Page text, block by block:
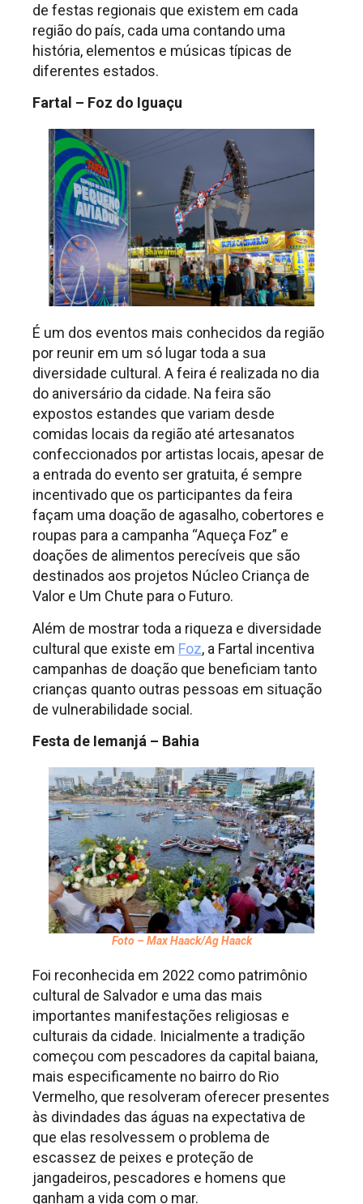
de festas regionais que existem em cada
região do país, cada uma contando uma
história, elementos e músicas típicas de
diferentes estados.
Fartal – Foz do Iguaçu
É um dos eventos mais conhecidos da região
por reunir em um só lugar toda a sua
diversidade cultural. A feira é realizada no dia
do aniversário da cidade. Na feira são
expostos estandes que variam desde
comidas locais da região até artesanatos
confeccionados por artistas locais, apesar de
a entrada do evento ser gratuita, é sempre
incentivado que os participantes da feira
façam uma doação de agasalho, cobertores e
roupas para a campanha “Aqueça Foz” e
doações de alimentos perecíveis que são
destinados aos projetos Núcleo Criança de
Valor e Um Chute para o Futuro.
Além de mostrar toda a riqueza e diversidade
cultural que existe em Foz, a Fartal incentiva
campanhas de doação que beneficiam tanto
crianças quanto outras pessoas em situação
de vulnerabilidade social.
Festa de Iemanjá – Bahia
Foto – Max Haack/Ag Haack
Foi reconhecida em 2022 como patrimônio
cultural de Salvador e uma das mais
importantes manifestações religiosas e
culturais da cidade. Inicialmente a tradição
começou com pescadores da capital baiana,
mais especificamente no bairro do Rio
Vermelho, que resolveram oferecer presentes
às divindades das águas na expectativa de
que elas resolvessem o problema de
escassez de peixes e proteção de
jangadeiros, pescadores e homens que
ganham a vida com o mar.